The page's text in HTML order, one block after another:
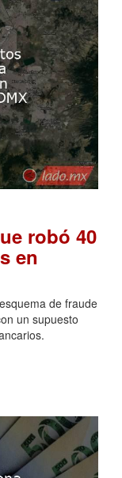
robó 40
en
de fraude
un supuesto